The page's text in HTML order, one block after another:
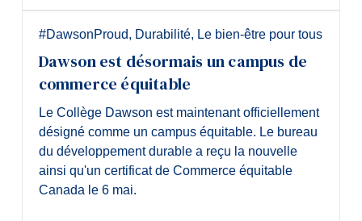
#DawsonProud, Durabilité, Le bien-être pour tous
Dawson est désormais un campus de
commerce équitable
Le Collège Dawson est maintenant officiellement
désigné comme un campus équitable. Le bureau
du développement durable a reçu la nouvelle
ainsi qu'un certificat de Commerce équitable
Canada le 6 mai.